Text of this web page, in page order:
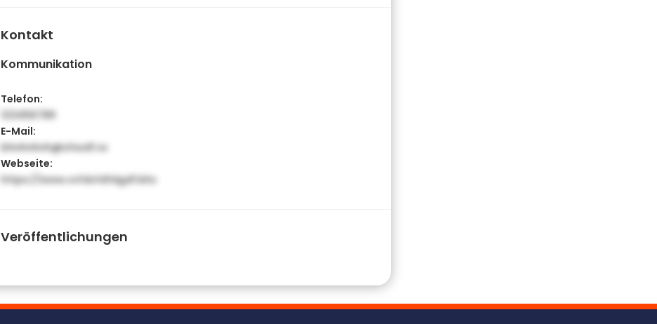
Kontakt
Kommunikation
Telefon:
123456789
E-Mail:
bhnhnhnh@sfssdf.vx
Webseite:
https://www.vvfdvfdfdgdf.bhz
Veröffentlichungen